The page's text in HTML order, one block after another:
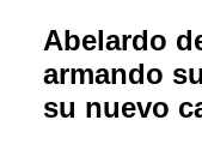
Abelardo
armando
su nuevo